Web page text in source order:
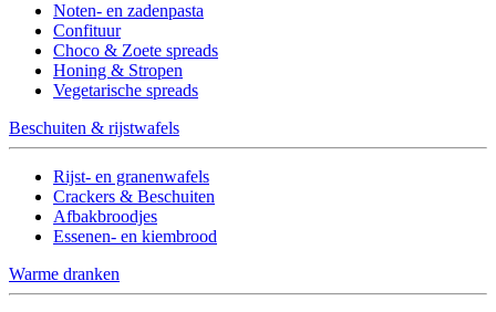
Noten- en zadenpasta
Confituur
Choco & Zoete spreads
Honing & Stropen
Vegetarische spreads
Beschuiten & rijstwafels
Rijst- en granenwafels
Crackers & Beschuiten
Afbakbroodjes
Essenen- en kiembrood
Warme dranken